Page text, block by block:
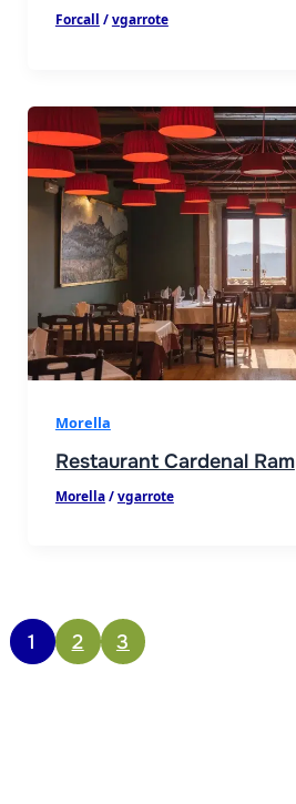
Forcall /vgarrote
Morella
Restaurant Cardenal Ram
Morella/vgarrote
1 2 3